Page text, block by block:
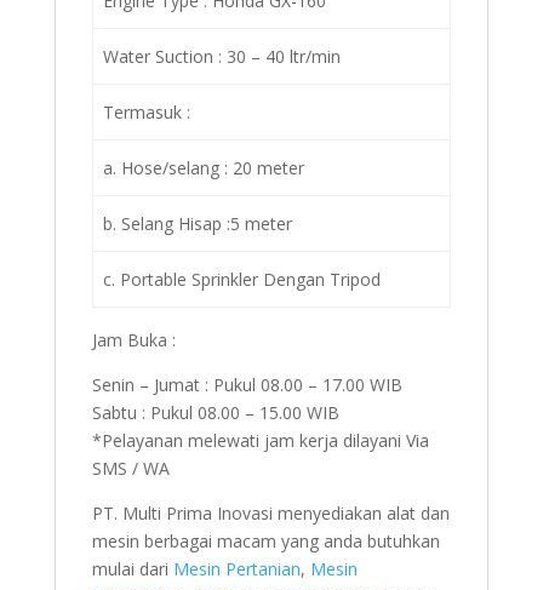
Water Suction : 30 – 40 ltr/min
Termasuk :
a. Hose/selang : 20 meter
b. Selang Hisap :5 meter
c. Portable Sprinkler Dengan Tripod
Jam Buka :
Senin – Jumat : Pukul 08.00 – 17.00 WIB
Sabtu : Pukul 08.00 – 15.00 WIB
*Pelayanan melewati jam kerja dilayani Via
SMS / WA
PT. Multi Prima Inovasi menyediakan alat dan
mesin berbagai macam yang anda butuhkan
mulai dari Mesin Pertanian, Mesin